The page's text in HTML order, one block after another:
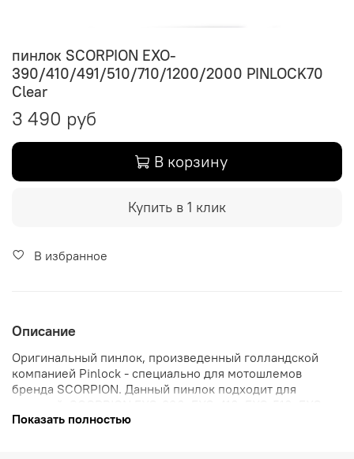
пинлок SCORPION EXO-
390/410/491/510/710/1200/2000 PINLOCK70
Clear
3 490 руб
В корзину
Купить в 1 клик
В избранное
Описание
Оригинальный пинлок, произведенный голландской
компанией Pinlock - специально для мотошлемов
бренда SCORPION. Данный пинлок подходит для
710, EXO-1200, EXO-2000. Система прекрасно
Показать полностью